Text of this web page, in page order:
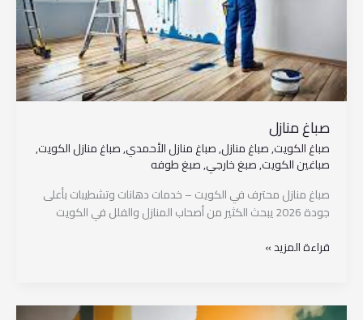
صباغ منازل
صباغ الكويت,صباغ منازل,صباغ منازل الأحمدي,صباغ منازل الكويت,
صباغين الكويت,صبغ خارجي,صبغ طوفه
صباغ منازل محترف في الكويت – خدمات دهانات وتشطيبات بأعلى
جودة 2026 يبحث الكثير من أصحاب المنازل والفلل في الكويت
قراءة المزيد »
صباغين